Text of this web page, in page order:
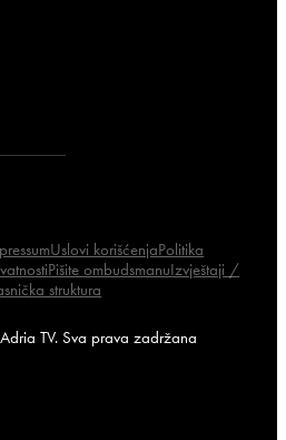
Uslovi korišćenjaPolitika
Pišite ombudsmanuIzvještaji /
struktura
TV. Sva prava zadržana